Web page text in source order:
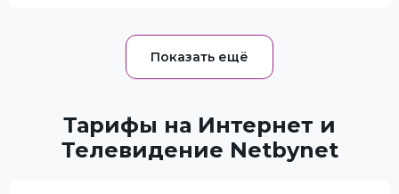
Тарифы на Интернет и
Телевидение Netbynet